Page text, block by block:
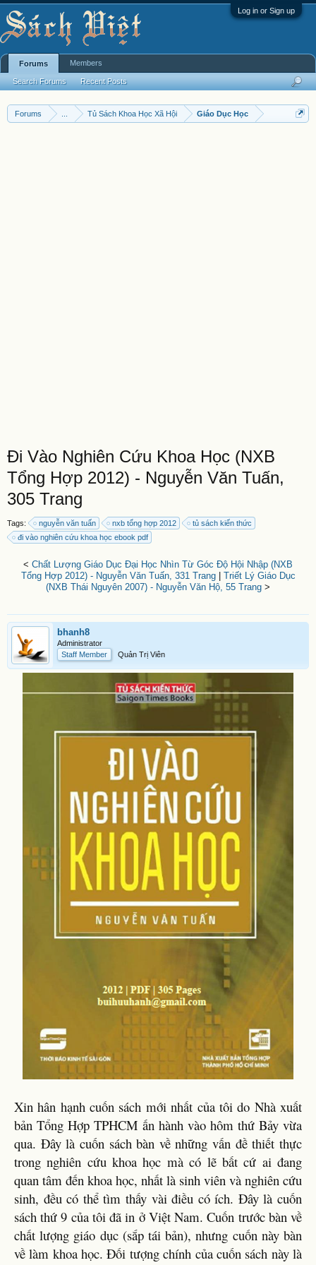
Log in or Sign up
Forums Tủ Sách Khoa Học Xã Hội Giáo Dục Học
Đi Vào Nghiên Cứu Khoa Học (NXB
Tổng Hợp 2012) - Nguyễn Văn Tuấn,
305 Trang
Tags: nguyễn văn tuấn nxb tổng hợp 2012
tủ sách kiến thức
đi vào nghiên cứu khoa học ebook pdf
< Chất Lượng Giáo Dục Đại Học Nhìn Từ Góc Độ Hội Nhập (NXB
Tổng Hợp 2012) - Nguyễn Văn Tuấn, 331 Trang| Triết Lý Giáo Dục
(NXB Thái Nguyên 2007) - Nguyễn Văn Hộ, 55 Trang >
bhanh8
Administrator
Staff Member
Quản Trị Viên
Xin hân hạnh cuốn sách mới nhất của tôi do Nhà xuất
bản Tổng Hợp TPHCM ấn hành vào hôm thứ Bảy vừa
qua. Đây là cuốn sách bàn về những vấn đề thiết thực
trong nghiên cứu khoa học mà có lẽ bất cứ ai đang
quan tâm đến khoa học, nhất là sinh viên và nghiên cứu
sinh, đều có thể tìm thấy vài điều có ích. Đây là cuốn
sách thứ 9 của tôi đã in ở Việt Nam. Cuốn trước bàn về
chất lượng giáo dục (sắp tái bản), nhưng cuốn này bàn
về làm khoa học. Đối tượng chính của cuốn sách này là
Forums
Search Forums Recent Posts
Members